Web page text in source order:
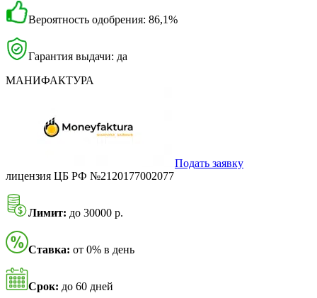
Вероятность одобрения: 86,1%
Гарантия выдачи: да
МАНИФАКТУРА
Подать заявку
лицензия ЦБ РФ №2120177002077
Лимит: до 30000 р.
Ставка: от 0% в день
Срок: до 60 дней